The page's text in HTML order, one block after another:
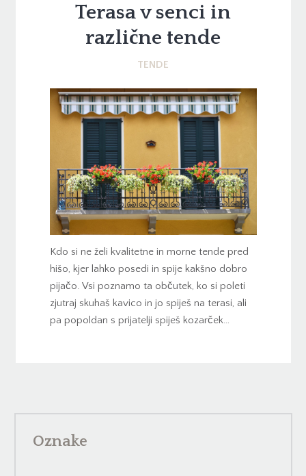
Terasa v senci in
različne tende
TENDE
Kdo si ne želi kvalitetne in morne tende pred
hišo, kjer lahko posedi in spije kakšno dobro
pijačo. Vsi poznamo ta občutek, ko si poleti
zjutraj skuhaš kavico in jo spiješ na terasi, ali
pa popoldan s prijatelji spiješ kozarček…
Oznake